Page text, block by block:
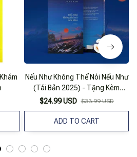
Nếu Như Không Thể Nói Nếu Như
(Tái Bản 2025) - Tặng Kèm
Bookmark
$24.99 USD $33.99 USD
ADD TO CART